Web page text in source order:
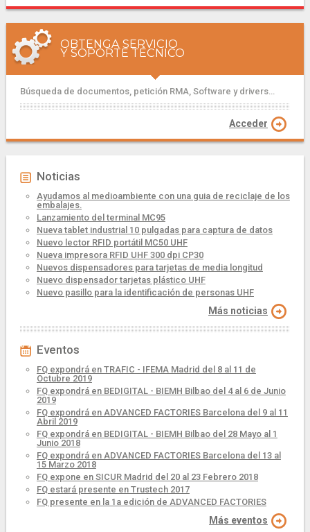
OBTENGA SERVICIO
Y SOPORTE TÉCNICO
Búsqueda de documentos, petición RMA, Software y drivers...
Acceder
Noticias
Ayudamos al medioambiente con una guia de reciclaje de los
embalajes.
Lanzamiento del terminal MC95
Nueva tablet industrial 10 pulgadas para captura de datos
Nuevo lector RFID portátil MC50 UHF
Nueva impresora RFID UHF 300 dpi CP30
Nuevos dispensadores para tarjetas de media longitud
Nuevo dispensador tarjetas plástico UHF
Nuevo pasillo para la identificación de personas UHF
Más noticias
Eventos
FQ expondrá en TRAFIC - IFEMA Madrid del 8 al 11 de
Octubre 2019
FQ expondrá en BEDIGITAL - BIEMH Bilbao del 4 al 6 de Junio
2019
FQ expondrá en ADVANCED FACTORIES Barcelona del 9 al 11
Abril 2019
FQ expondrá en BEDIGITAL - BIEMH Bilbao del 28 Mayo al 1
Junio 2018
FQ expondrá en ADVANCED FACTORIES Barcelona del 13 al
15 Marzo 2018
FQ expone en SICUR Madrid del 20 al 23 Febrero 2018
FQ estará presente en Trustech 2017
FQ presente en la 1a edición de ADVANCED FACTORIES
Más eventos